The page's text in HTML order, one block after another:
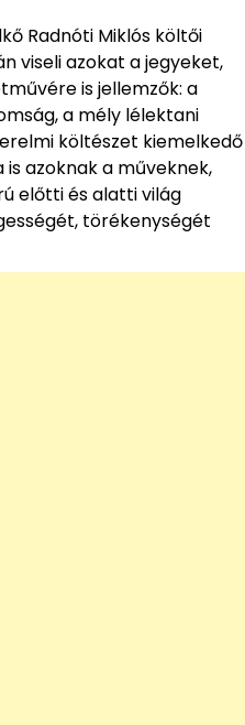
Radnóti Miklós költői
viseli azokat a jegyeket,
is jellemzők: a
a mély lélektani
költészet kiemelkedő
azoknak a műveknek,
előtti és alatti világ
törékenységét